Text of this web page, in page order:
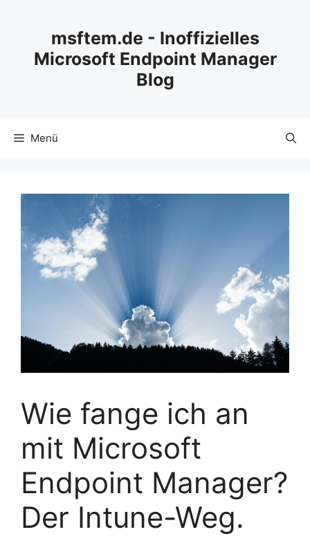
msftem.de - Inoffizielles
Microsoft Endpoint Manager
Blog
Menü
Wie fange ich an
mit Microsoft
Endpoint Manager?
Der Intune-Weg.